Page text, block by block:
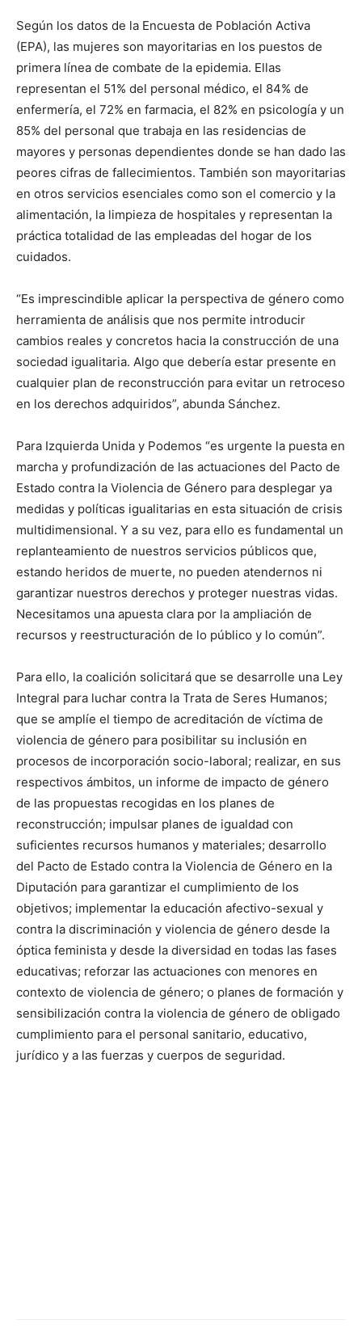
Según los datos de la Encuesta de Población Activa
(EPA), las mujeres son mayoritarias en los puestos de
primera línea de combate de la epidemia. Ellas
representan el 51% del personal médico, el 84% de
enfermería, el 72% en farmacia, el 82% en psicología y un
85% del personal que trabaja en las residencias de
mayores y personas dependientes donde se han dado las
peores cifras de fallecimientos. También son mayoritarias
en otros servicios esenciales como son el comercio y la
alimentación, la limpieza de hospitales y representan la
práctica totalidad de las empleadas del hogar de los
cuidados.
“Es imprescindible aplicar la perspectiva de género como
herramienta de análisis que nos permite introducir
cambios reales y concretos hacia la construcción de una
sociedad igualitaria. Algo que debería estar presente en
cualquier plan de reconstrucción para evitar un retroceso
en los derechos adquiridos”, abunda Sánchez.
Para Izquierda Unida y Podemos “es urgente la puesta en
marcha y profundización de las actuaciones del Pacto de
Estado contra la Violencia de Género para desplegar ya
medidas y políticas igualitarias en esta situación de crisis
multidimensional. Y a su vez, para ello es fundamental un
replanteamiento de nuestros servicios públicos que,
estando heridos de muerte, no pueden atendernos ni
garantizar nuestros derechos y proteger nuestras vidas.
Necesitamos una apuesta clara por la ampliación de
recursos y reestructuración de lo público y lo común”.
Para ello, la coalición solicitará que se desarrolle una Ley
Integral para luchar contra la Trata de Seres Humanos;
que se amplíe el tiempo de acreditación de víctima de
violencia de género para posibilitar su inclusión en
procesos de incorporación socio-laboral; realizar, en sus
respectivos ámbitos, un informe de impacto de género
de las propuestas recogidas en los planes de
reconstrucción; impulsar planes de igualdad con
suficientes recursos humanos y materiales; desarrollo
del Pacto de Estado contra la Violencia de Género en la
Diputación para garantizar el cumplimiento de los
objetivos; implementar la educación afectivo-sexual y
contra la discriminación y violencia de género desde la
óptica feminista y desde la diversidad en todas las fases
educativas; reforzar las actuaciones con menores en
contexto de violencia de género; o planes de formación y
sensibilización contra la violencia de género de obligado
cumplimiento para el personal sanitario, educativo,
jurídico y a las fuerzas y cuerpos de seguridad.